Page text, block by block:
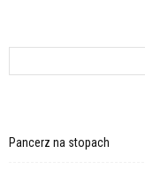
Pancerz na stopach